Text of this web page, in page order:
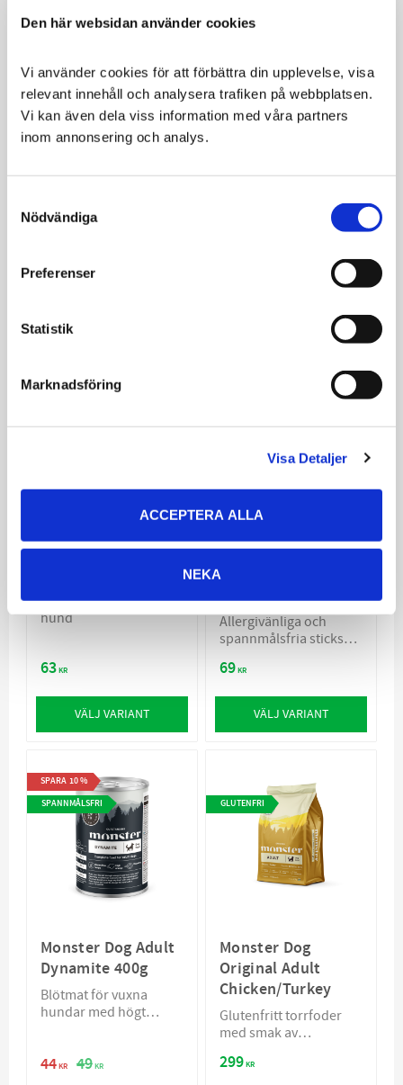
Den här websidan använder cookies
Vi använder cookies för att förbättra din upplevelse, visa
relevant innehåll och analysera trafiken på webbplatsen.
Vi kan även dela viss information med våra partners
inom annonsering och analys.
Selection
Nödvändiga
Preferenser
Statistik
Marknadsföring
Visa Detaljer
ACCEPTERA ALLA
NEKA
Protein Beef 400g
hundar med single
44KR 49KR
SPANNMÅLSFRI
Original Sensitive
Glutenfritt torrfoder för
om man bara vill att
pälsen ska få lite extra
GLUTENFRI
Specific Special
Hälsosamt godis till
hund
63KR
VÄLJ VARIANT
Soopa Sticks
Grönkål & Äpple
100g
Allergivänliga och
spannmålsfria sticks
69KR
VÄLJ VARIANT
Monster Dog Adult
Dynamite 400g
Blötmat för vuxna
hundar med högt
44KR 49KR
SPARA 10%
SPANNMÅLSFRI
Monster Dog
Original Adult
Chicken/Turkey
Glutenfritt torrfoder
med smak av
299KR
GLUTENFRI